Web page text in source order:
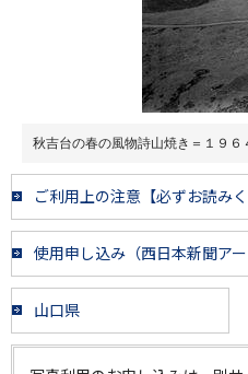
秋吉台の春の風物詩山焼き＝１９
ご利用上の注意【必ずお読みく
使用申し込み（西日本新聞アー
山口県